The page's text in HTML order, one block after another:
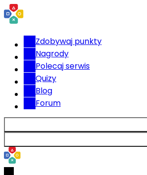
Zdobywaj punkty
Nagrody
Polecaj serwis
Quizy
Blog
Forum